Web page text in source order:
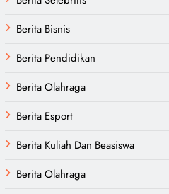
Berita Bisnis
Berita Pendidikan
Berita Olahraga
Berita Esport
Berita Kuliah Dan Beasiswa
Berita Olahraga